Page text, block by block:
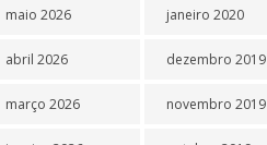
maio 2026
abril 2026
março 2026
janeiro 2020
dezembro 2019
novembro 2019